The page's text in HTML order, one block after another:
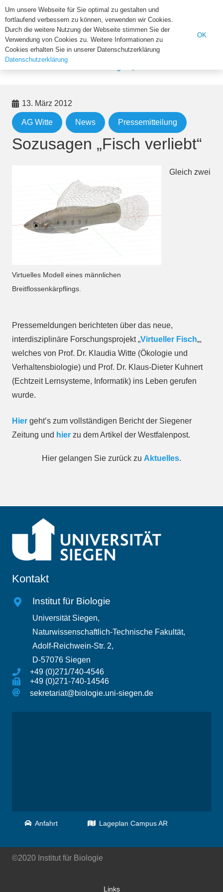
Institut für Biologie der
Suchen
nach:
13. März 2012
AG Witte News Pressemitteilung
Sozusagen „Fisch verliebt“
Virtuelles Modell eines männlichen
Breitflossenkärpflings.
Gleich zwei
Pressemeldungen berichteten über das neue,
interdisziplinäre Forschungsprojekt „Virtueller Fisch„,
welches von Prof. Dr. Klaudia Witte (Ökologie und
Verhaltensbiologie) und Prof. Dr. Klaus-Dieter Kuhnert
(Echtzeit Lernsysteme, Informatik) ins Leben gerufen
wurde.
Hier geht’s zum vollständigen Bericht der Siegener
Zeitung und hier zu dem Artikel der Westfalenpost.
Hier gelangen Sie zurück zu Aktuelles.
Kontakt
Institut für Biologie
Universität Siegen,
Naturwissenschaftlich-Technische Fakultät,
Adolf-Reichwein-Str. 2,
D-57076 Siegen
+49 (0)271/740-4546
+49 (0)271-740-14546
sekretariat@biologie.uni-siegen.de
Anfahrt Lageplan Campus AR
©2020 Institut für Biologie
Links
Um unsere Webseite für Sie optimal zu gestalten und
fortlaufend verbessern zu können, verwenden wir Cookies.
Durch die weitere Nutzung der Webseite stimmen Sie der
Verwendung von Cookies zu. Weitere Informationen zu
Cookies erhalten Sie in unserer Datenschutzerklärung
Datenschutzerklärung
OK